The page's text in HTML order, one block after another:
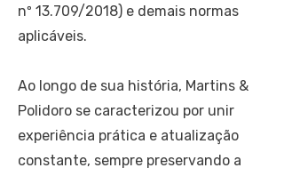
nº 13.709/2018) e demais normas
aplicáveis.
Ao longo de sua história, Martins &
Polidoro se caracterizou por unir
experiência prática e atualização
constante, sempre preservando a